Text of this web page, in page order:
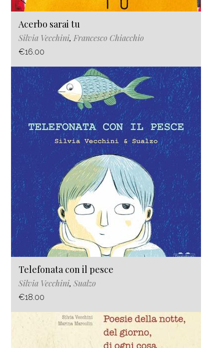
Acerbo sarai tu
Silvia Vecchini, Francesco Chiacchio
€16.00
Telefonata con il pesce
Silvia Vecchini, Sualzo
€18.00